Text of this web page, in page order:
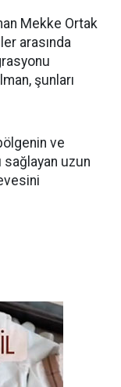
Mekke Ortak
arasında
şunları
ve
sağlayan uzun